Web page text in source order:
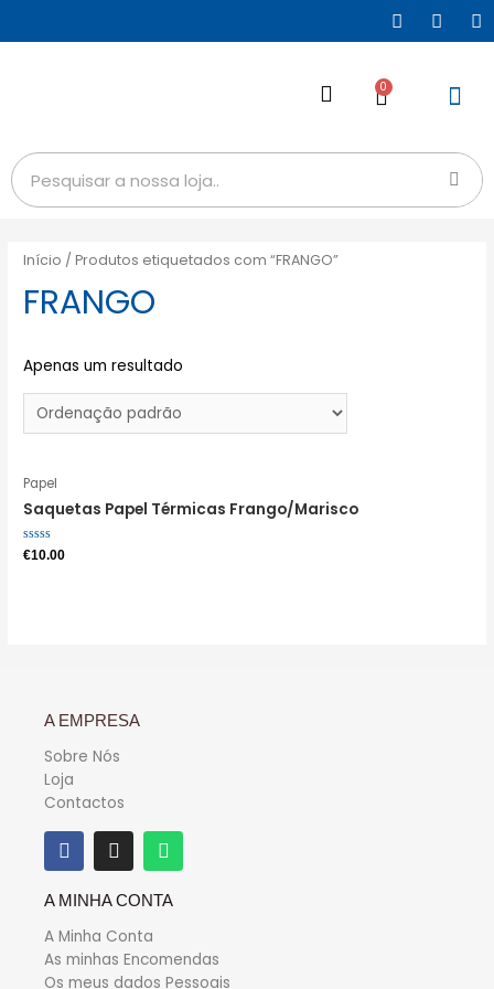
0
Início / Produtos etiquetados com “FRANGO”
FRANGO
Apenas um resultado
Papel
Saquetas Papel Térmicas Frango/Marisco
Avaliação
€10.00
A EMPRESA
Sobre Nós
Loja
Contactos
A MINHA CONTA
A Minha Conta
As minhas Encomendas
Os meus dados Pessoais